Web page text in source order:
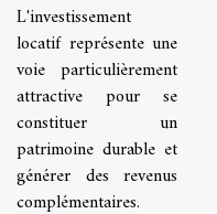
L'investissement
locatif représente une
voie particulièrement
attractive pour se
constituer un
patrimoine durable et
générer des revenus
complémentaires.